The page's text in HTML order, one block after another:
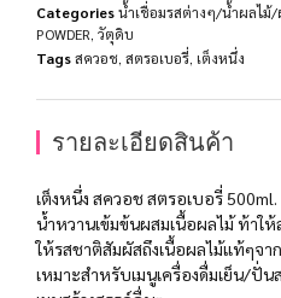
Categoriesน้ำเชื่อมรสต่างๆ/น้ำผลไม้/ผ
POWDER วัตุดิบ
Tagsสควอช สตรอเบอรี่ เต็งหนึ่ง
รายละเอียดสินค้า
เต็งหนึ่ง สควอช สตรอเบอรี่ 500ml.
น้ำหวานเข้มข้นผสมเนื้อผลไม้ ท้าให้
ให้รสชาติสัมผัสถึงเนื้อผลไม้แท้ๆจา
เหมาะสำหรับเมนูเครื่องดื่มเย็น/ปั่